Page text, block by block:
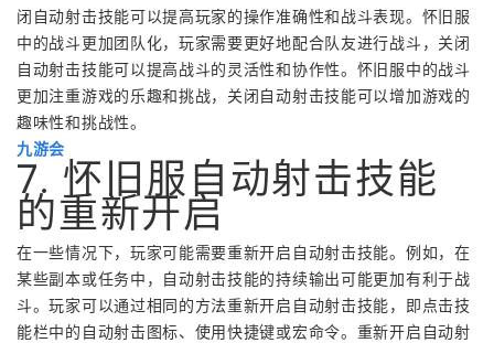
闭自动射击技能可以提高玩家的操作准确性和战斗表现。怀旧服
中的战斗更加团队化，玩家需要更好地配合队友进行战斗，关闭
自动射击技能可以提高战斗的灵活性和协作性。怀旧服中的战斗
更加注重游戏的乐趣和挑战，关闭自动射击技能可以增加游戏的
趣味性和挑战性。
九游会
7. 怀旧服自动射击技能
的重新开启
在一些情况下，玩家可能需要重新开启自动射击技能。例如，在
某些副本或任务中，自动射击技能的持续输出可能更加有利于战
斗。玩家可以通过相同的方法重新开启自动射击技能，即点击技
能栏中的自动射击图标、使用快捷键或宏命令。重新开启自动射